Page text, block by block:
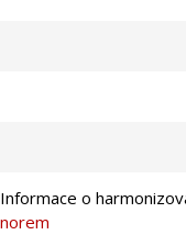
Informace o
norem